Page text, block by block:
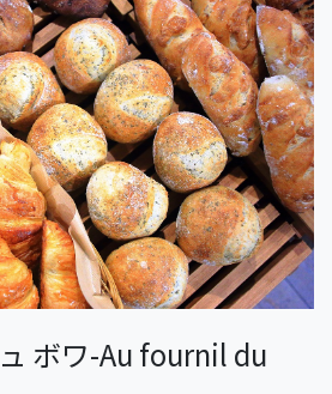
ボワ-Au fournil du